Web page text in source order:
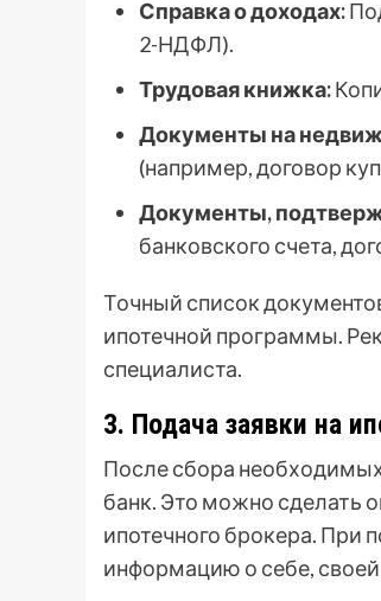
Справка о доходах:
2-НДФЛ).
Трудовая книжка:
Документы на
(например, договор
Документы,
банковского счета,
Точный список
ипотечной программы.
специалиста.
3. Подача заявки на
После сбора
банк. Это можно сделать
ипотечного брокера. При
информацию о себе,